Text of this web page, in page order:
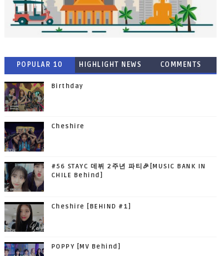
POPULAR 10 HIGHLIGHT NEWS COMMENTS
Birthday
Cheshire
#56 STAYC 데뷔 2주년 파티🎉[MUSIC BANK IN
CHILE Behind]
Cheshire [BEHIND #1]
POPPY [MV Behind]